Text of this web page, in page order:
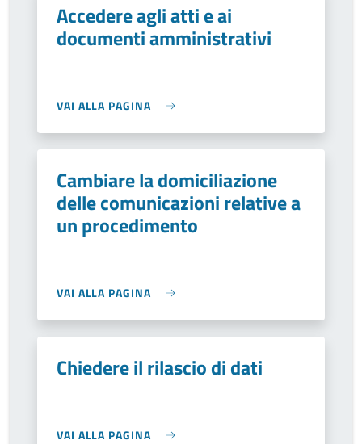
Accedere agli atti e ai
documenti amministrativi
VAI ALLA PAGINA
Cambiare la domiciliazione
delle comunicazioni relative a
un procedimento
VAI ALLA PAGINA
Chiedere il rilascio di dati
VAI ALLA PAGINA